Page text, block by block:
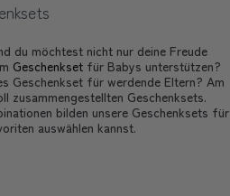
du möchtest nicht nur deine Freude
Geschenksetfür Babys unterstützen?
Geschenkset für werdende Eltern? Am
zusammengestellten Geschenksets.
bilden unsere Geschenksets für
auswählen kannst.